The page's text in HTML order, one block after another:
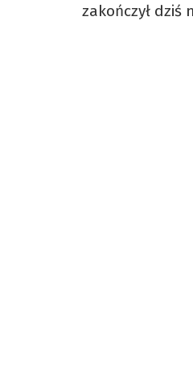
zakończył dziś